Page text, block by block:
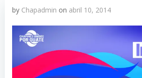
by Chapadmin on abril 10, 2014